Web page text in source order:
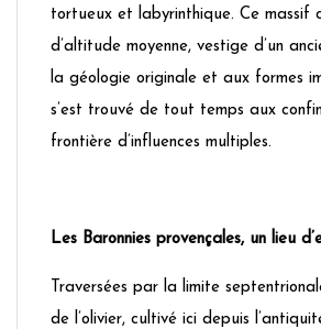
tortueux et labyrinthique. Ce massif
d’altitude moyenne, vestige d’un
la géologie originale et aux formes
s’est trouvé de tout temps aux
frontière d’influences multiples.
Les Baronnies provençales, un lieu
Traversées par la limite
de l’olivier, cultivé ici depuis